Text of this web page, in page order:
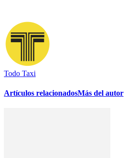
Todo Taxi
Artículos relacionadosMás del autor